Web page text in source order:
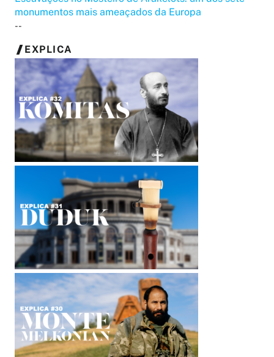
monumentos mais ameaçados da Europa
--
EXPLICA